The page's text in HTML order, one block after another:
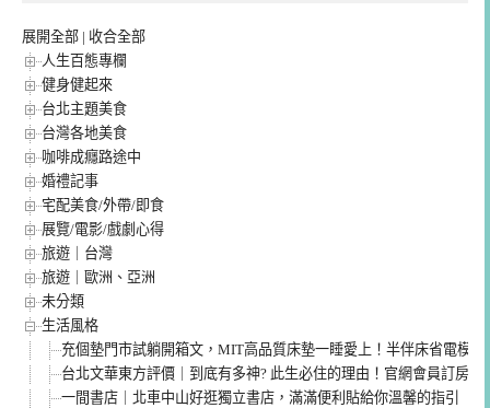
展開全部 | 收合全部
人生百態專欄
健身健起來
台北主題美食
台灣各地美食
咖啡成癮路途中
婚禮記事
宅配美食/外帶/即食
展覽/電影/戲劇心得
旅遊｜台灣
旅遊｜歐洲、亞洲
未分類
生活風格
充個墊門市試躺開箱文，MIT高品質床墊一睡愛上！半伴床省電模式
台北文華東方評價｜到底有多神? 此生必住的理由！官網會員訂房享
一間書店｜北車中山好逛獨立書店，滿滿便利貼給你溫馨的指引